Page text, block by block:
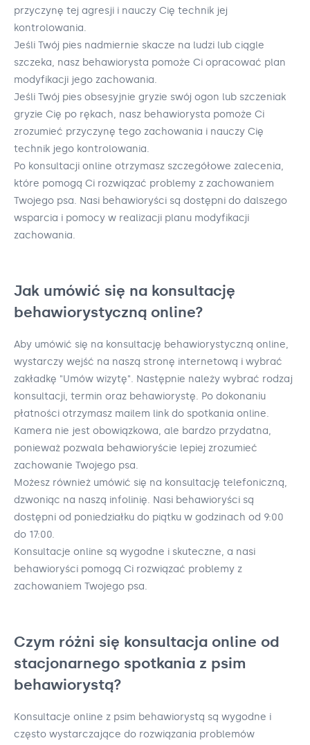
przyczynę tej agresji i nauczy Cię technik jej
kontrolowania.
Jeśli Twój pies nadmiernie skacze na ludzi lub ciągle
szczeka, nasz behawiorysta pomoże Ci opracować plan
modyfikacji jego zachowania.
Jeśli Twój pies obsesyjnie gryzie swój ogon lub szczeniak
gryzie Cię po rękach, nasz behawiorysta pomoże Ci
zrozumieć przyczynę tego zachowania i nauczy Cię
technik jego kontrolowania.
Po konsultacji online otrzymasz szczegółowe zalecenia,
które pomogą Ci rozwiązać problemy z zachowaniem
Twojego psa. Nasi behawioryści są dostępni do dalszego
wsparcia i pomocy w realizacji planu modyfikacji
zachowania.
Jak umówić się na konsultację
behawiorystyczną online?
Aby umówić się na konsultację behawiorystyczną online,
wystarczy wejść na naszą stronę internetową i wybrać
zakładkę "Umów wizytę". Następnie należy wybrać rodzaj
konsultacji, termin oraz behawiorystę. Po dokonaniu
płatności otrzymasz mailem link do spotkania online.
Kamera nie jest obowiązkowa, ale bardzo przydatna,
ponieważ pozwala behawioryście lepiej zrozumieć
zachowanie Twojego psa.
Możesz również umówić się na konsultację telefoniczną,
dzwoniąc na naszą infolinię. Nasi behawioryści są
dostępni od poniedziałku do piątku w godzinach od 9:00
do 17:00.
Konsultacje online są wygodne i skuteczne, a nasi
behawioryści pomogą Ci rozwiązać problemy z
zachowaniem Twojego psa.
Czym różni się konsultacja online od
stacjonarnego spotkania z psim
behawiorystą?
Konsultacje online z psim behawiorystą są wygodne i
często wystarczające do rozwiązania problemów